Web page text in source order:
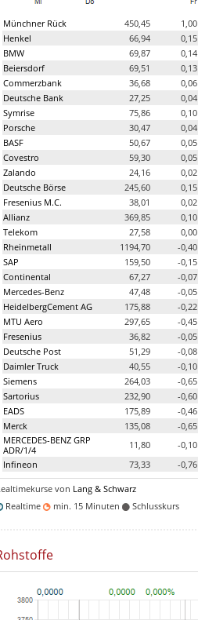
Münchner Rück 450,45 1,00
Henkel
66,94 0,15
BMW
69,87 0,14
Beiersdorf
69,51 0,13
Commerzbank
36,68 0,06
Deutsche Bank
27,25 0,04
Symrise
75,86 0,10
Porsche
30,47 0,04
BASF
50,67 0,05
Covestro
59,30 0,05
Zalando
24,16 0,02
Deutsche Börse
245,60 0,15
Fresenius M.C.
38,01 0,02
Allianz
369,85 0,10
Telekom
27,58 0,00
Rheinmetall
1194,70 -0,40
SAP
159,50 -0,15
Continental
67,27 -0,07
Mercedes-Benz
47,48 -0,05
HeidelbergCement AG
175,88 -0,22
MTU Aero
297,65 -0,45
Fresenius
36,82 -0,05
Deutsche Post
51,29 -0,08
Daimler Truck
40,55 -0,10
Siemens
264,03 -0,65
Sartorius
232,90 -0,60
EADS
175,89 -0,46
Merck
135,08 -0,65
MERCEDES-BENZ GRP
ADR/1/4
11,80 -0,10
Infineon
73,33 -0,76
von Lang & Schwarz
Realtime
min. 15 Minuten Schlusskurs